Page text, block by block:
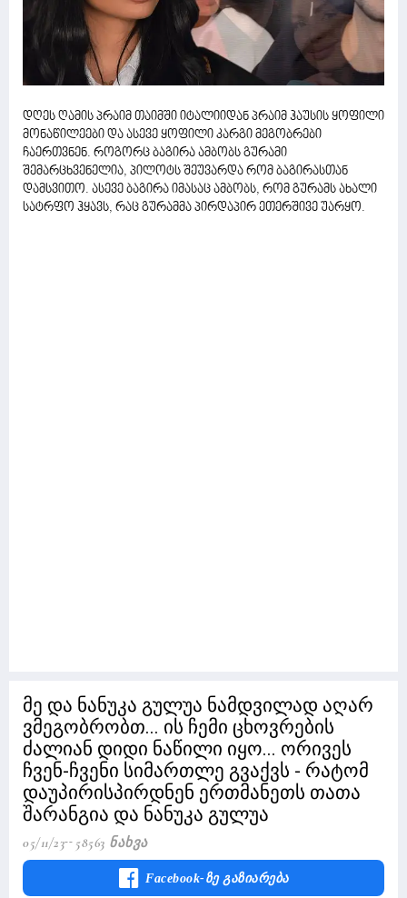
დღეს ღამის პრაიმ თაიმში იტალიიდან პრაიმ ჰაუსის ყოფილი
მონაწილეები და ასევე ყოფილი კარგი მეგობრები
ჩაერთვნენ. როგორც ბაგირა ამბობს გურამი
შემარცხვენელია, პილოტს შეუვარდა რომ ბაგირასთან
დამსვითო. ასევე ბაგირა იმასაც ამბობს, რომ გურამს ახალი
სატრფო ჰყავს, რაც გურამმა პირდაპირ ეთერშივე უარყო.
მე და ნანუკა გულუა ნამდვილად აღარ
ვმეგობრობთ... ის ჩემი ცხოვრების
ძალიან დიდი ნაწილი იყო... ორივეს
ჩვენ-ჩვენი სიმართლე გვაქვს - რატომ
დაუპირისპირდნენ ერთმანეთს თათა
შარანგია და ნანუკა გულუა
05/11/23 58563 Ნახვა
Facebook-Ზე Გაზიარება